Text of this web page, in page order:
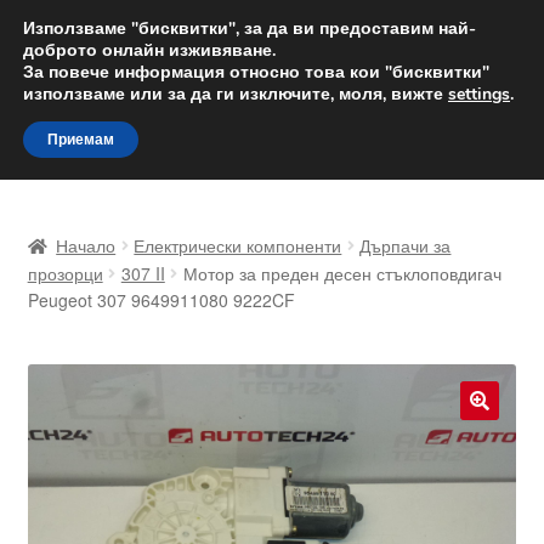
ДОСТАВКА от 12 лв.
Доставка по целия свят
Skip
to
navigation
Skip
to
content
Доставка по целия свят
Начало Електрически компоненти
Дърпачи за
прозорци
307 II
Мотор за преден десен стъклоповдигач
Peugeot 307 9649911080 9222CF
🔍
Използваме "бисквитки", за да ви предоставим най-
доброто онлайн изживяване.
За повече информация относно това кои "бисквитки"
използваме или за да ги изключите, моля, вижте settings.
Приемам